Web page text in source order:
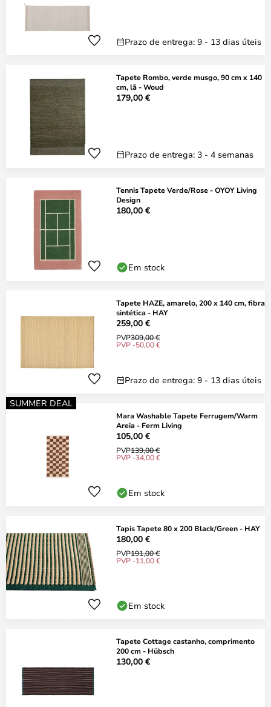
Prazo de entrega: 9 - 13 dias úteis
Tapete Rombo, verde musgo, 90 cm x 140
cm, lã - Woud
179,00 €
Prazo de entrega: 3 - 4 semanas
Tennis Tapete Verde/Rose - OYOY Living
Design
180,00 €
Em stock
Tapete HAZE, amarelo, 200 x 140 cm, fibra
sintética - HAY
259,00 €
PVP309,00 €
PVP -50,00 €
Prazo de entrega: 9 - 13 dias úteis
SUMMER DEAL
Mara Washable Tapete Ferrugem/Warm
Areia - Ferm Living
105,00 €
PVP139,00 €
PVP -34,00 €
Em stock
Tapis Tapete 80 x 200 Black/Green - HAY
180,00 €
PVP191,00 €
PVP -11,00 €
Em stock
Tapete Cottage castanho, comprimento
200 cm - Hübsch
130,00 €